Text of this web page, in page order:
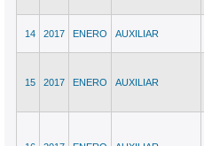
14 2017 ENERO AUXILIAR
15 2017 ENERO AUXILIAR